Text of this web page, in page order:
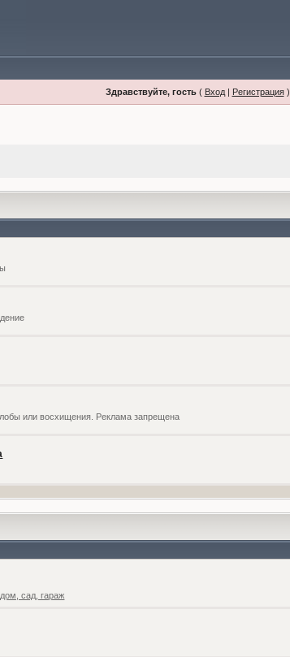
Здравствуйте, гость( Вход| Регистрация)
или восхищения. Реклама запрещена
сад, гараж